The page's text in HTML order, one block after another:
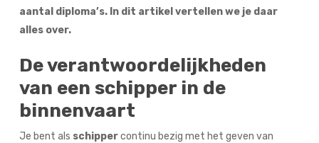
aantal diploma’s. In dit artikel vertellen we je daar
alles over.
De verantwoordelijkheden
van een schipper in de
binnenvaart
Je bent als schippercontinu bezig met het geven van